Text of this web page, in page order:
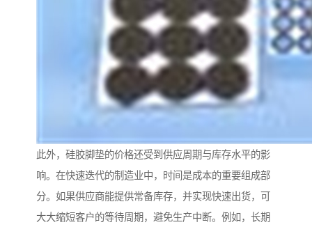
此外，硅胶脚垫的价格还受到供应周期与库存水平的影
响。在快速迭代的制造业中，时间是成本的重要组成部
分。如果供应商能提供常备库存，并实现快速出货，可
大大缩短客户的等待周期，避免生产中断。例如，长期